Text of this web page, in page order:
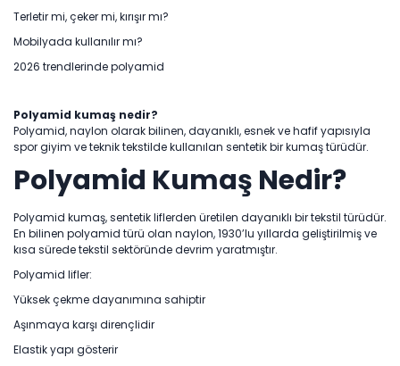
Terletir mi, çeker mi, kırışır mı?
Mobilyada kullanılır mı?
2026 trendlerinde polyamid
Polyamid kumaş nedir?
Polyamid, naylon olarak bilinen, dayanıklı, esnek ve hafif yapısıyla
spor giyim ve teknik tekstilde kullanılan sentetik bir kumaş türüdür.
Polyamid Kumaş Nedir?
Polyamid kumaş, sentetik liflerden üretilen dayanıklı bir tekstil türüdür.
En bilinen polyamid türü olan naylon, 1930’lu yıllarda geliştirilmiş ve
kısa sürede tekstil sektöründe devrim yaratmıştır.
Polyamid lifler:
Yüksek çekme dayanımına sahiptir
Aşınmaya karşı dirençlidir
Elastik yapı gösterir